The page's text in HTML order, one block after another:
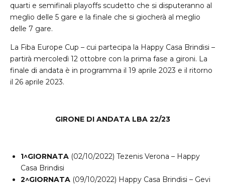
quarti e semifinali playoffs scudetto che si disputeranno al
meglio delle 5 gare e la finale che si giocherà al meglio
delle 7 gare.
La Fiba Europe Cup – cui partecipa la Happy Casa Brindisi –
partirà mercoledì 12 ottobre con la prima fase a gironi. La
finale di andata è in programma il 19 aprile 2023 e il ritorno
il 26 aprile 2023.
GIRONE DI ANDATA LBA 22/23
1^GIORNATA (02/10/2022) Tezenis Verona – Happy
Casa Brindisi
2^GIORNATA (09/10/2022) Happy Casa Brindisi – Gevi